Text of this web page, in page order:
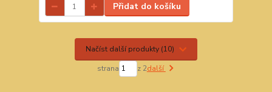
Přidat do košíku
Načíst další produkty (10)
strana z 2další